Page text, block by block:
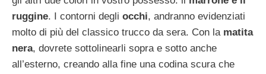
ruggine. I contorni degli occhi, andranno evidenziati
molto di più del classico trucco da sera. Con la matita
nera, dovrete sottolinearli sopra e sotto anche
all’esterno, creando alla fine una codina scura che